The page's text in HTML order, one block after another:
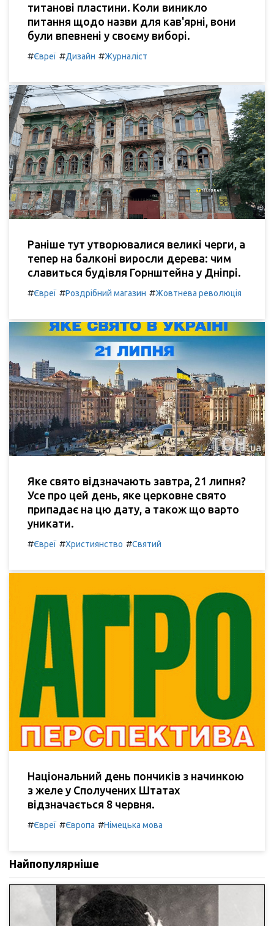
титанові пластини. Коли виникло
питання щодо назви для кав'ярні, вони
були впевнені у своєму виборі.
#Євреї #Дизайн #Журналіст
Раніше тут утворювалися великі черги, а
тепер на балконі виросли дерева: чим
славиться будівля Горнштейна у Дніпрі.
#Євреї #Роздрібний магазин #Жовтнева революція
Яке свято відзначають завтра, 21 липня?
Усе про цей день, яке церковне свято
припадає на цю дату, а також що варто
уникати.
#Євреї #Християнство #Святий
Національний день пончиків з начинкою
з желе у Сполучених Штатах
відзначається 8 червня.
#Євреї #Європа #Німецька мова
Найпопулярніше